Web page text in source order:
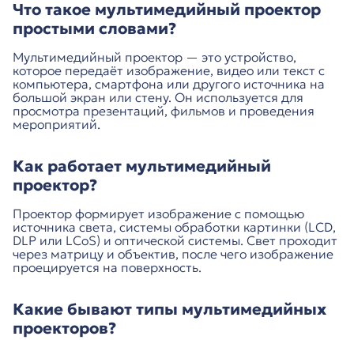
Что такое мультимедийный проектор
простыми словами?
Мультимедийный проектор — это устройство,
которое передаёт изображение, видео или текст с
компьютера, смартфона или другого источника на
большой экран или стену. Он используется для
просмотра презентаций, фильмов и проведения
мероприятий.
Как работает мультимедийный
проектор?
Проектор формирует изображение с помощью
источника света, системы обработки картинки (LCD,
DLP или LCoS) и оптической системы. Свет проходит
через матрицу и объектив, после чего изображение
проецируется на поверхность.
Какие бывают типы мультимедийных
проекторов?